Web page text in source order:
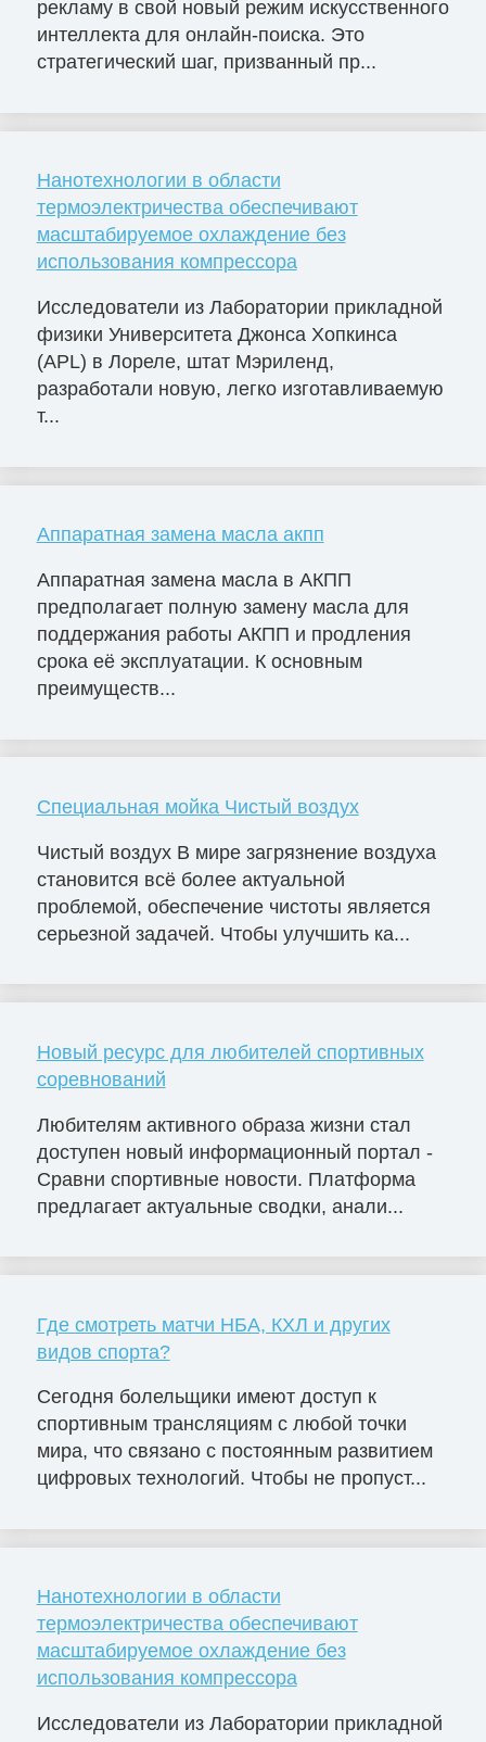
рекламу в свой новый режим искусственного
интеллекта для онлайн-поиска. Это
стратегический шаг, призванный пр...
Нанотехнологии в области
термоэлектричества обеспечивают
масштабируемое охлаждение без
использования компрессора
Исследователи из Лаборатории прикладной
физики Университета Джонса Хопкинса
(APL) в Лореле, штат Мэриленд,
разработали новую, легко изготавливаемую
т...
Аппаратная замена масла акпп
Аппаратная замена масла в АКПП
предполагает полную замену масла для
поддержания работы АКПП и продления
срока её эксплуатации. К основным
преимуществ...
Специальная мойка Чистый воздух
Чистый воздух В мире загрязнение воздуха
становится всё более актуальной
проблемой, обеспечение чистоты является
серьезной задачей. Чтобы улучшить ка...
Новый ресурс для любителей спортивных
соревнований
Любителям активного образа жизни стал
доступен новый информационный портал -
Сравни спортивные новости. Платформа
предлагает актуальные сводки, анали...
Где смотреть матчи НБА, КХЛ и других
видов спорта?
Сегодня болельщики имеют доступ к
спортивным трансляциям с любой точки
мира, что связано с постоянным развитием
цифровых технологий. Чтобы не пропуст...
Нанотехнологии в области
термоэлектричества обеспечивают
масштабируемое охлаждение без
использования компрессора
Исследователи из Лаборатории прикладной